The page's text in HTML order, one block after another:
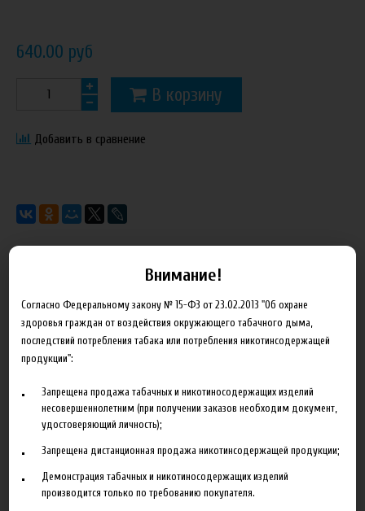
640.00 руб
В корзину
Добавить в сравнение
Отзывы
Объем
120 мл
Концентрация
Сопутствующие товары
Внимание!
Согласно Федеральному закону № 15-ФЗ от 23.02.2013 "Об охране
здоровья граждан от воздействия окружающего табачного дыма,
последствий потребления табака или потребления никотинсодержащей
продукции":
Запрещена продажа табачных и никотиносодержащих изделий
несовершеннолетним (при получении заказов необходим документ,
удостоверяющий личность);
Запрещена дистанционная продажа никотинсодержащей продукции;
Демонстрация табачных и никотиносодержащих изделий
производится только по требованию покупателя.